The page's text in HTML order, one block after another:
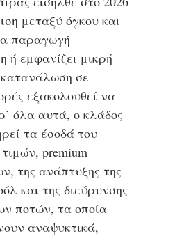
μεταξύ όγκου και
παραγωγή
ή εμφανίζει μικρή
σε
εξακολουθεί να
όλα αυτά, ο κλάδος
τα έσοδά του
premium
της ανάπτυξης της
και της διεύρυνσης
ποτών, τα οποία
αναψυκτικά,